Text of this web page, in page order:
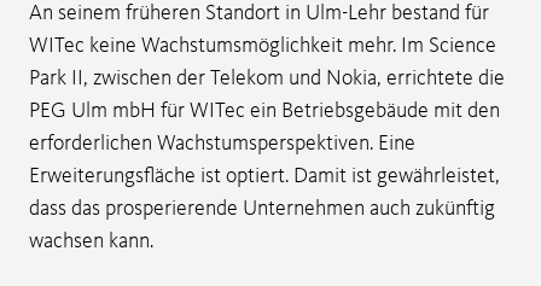
An seinem früheren Standort in Ulm-Lehr bestand für
WITec keine Wachstumsmöglichkeit mehr. Im Science
Park II, zwischen der Telekom und Nokia, errichtete die
PEG Ulm mbH für WITec ein Betriebsgebäude mit den
erforderlichen Wachstumsperspektiven. Eine
Erweiterungsfläche ist optiert. Damit ist gewährleistet,
dass das prosperierende Unternehmen auch zukünftig
wachsen kann.